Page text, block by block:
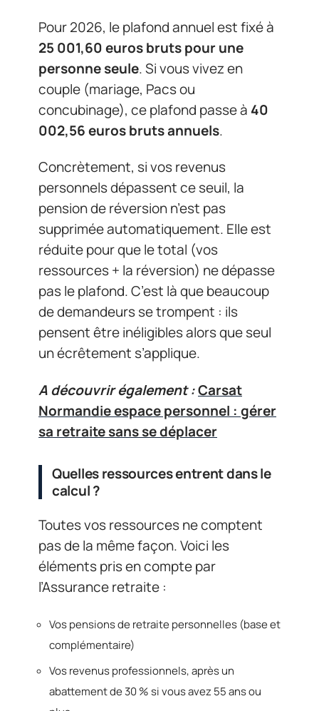
Pour 2026, le plafond annuel est fixé à
25 001,60 euros bruts pour une
personne seule. Si vous vivez en
couple (mariage, Pacs ou
concubinage), ce plafond passe à 40
002,56 euros bruts annuels.
Concrètement, si vos revenus
personnels dépassent ce seuil, la
pension de réversion n’est pas
supprimée automatiquement. Elle est
réduite pour que le total (vos
ressources + la réversion) ne dépasse
pas le plafond. C’est là que beaucoup
de demandeurs se trompent : ils
pensent être inéligibles alors que seul
un écrêtement s’applique.
A découvrir également :Carsat
Normandie espace personnel : gérer
sa retraite sans se déplacer
Quelles ressources entrent dans le
calcul ?
Toutes vos ressources ne comptent
pas de la même façon. Voici les
éléments pris en compte par
l’Assurance retraite :
Vos pensions de retraite personnelles (base et
complémentaire)
Vos revenus professionnels, après un
abattement de 30 % si vous avez 55 ans ou